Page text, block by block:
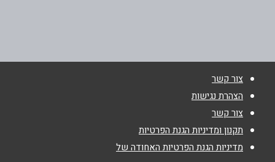
נושא*
אנא חזרו אלי בקשר ל...
צור קשר
הצהרת נגישות
צור קשר
תקנון ומדיניות הגנת הפרטיות
מדיניות הגנת הפרטיות האחודה של